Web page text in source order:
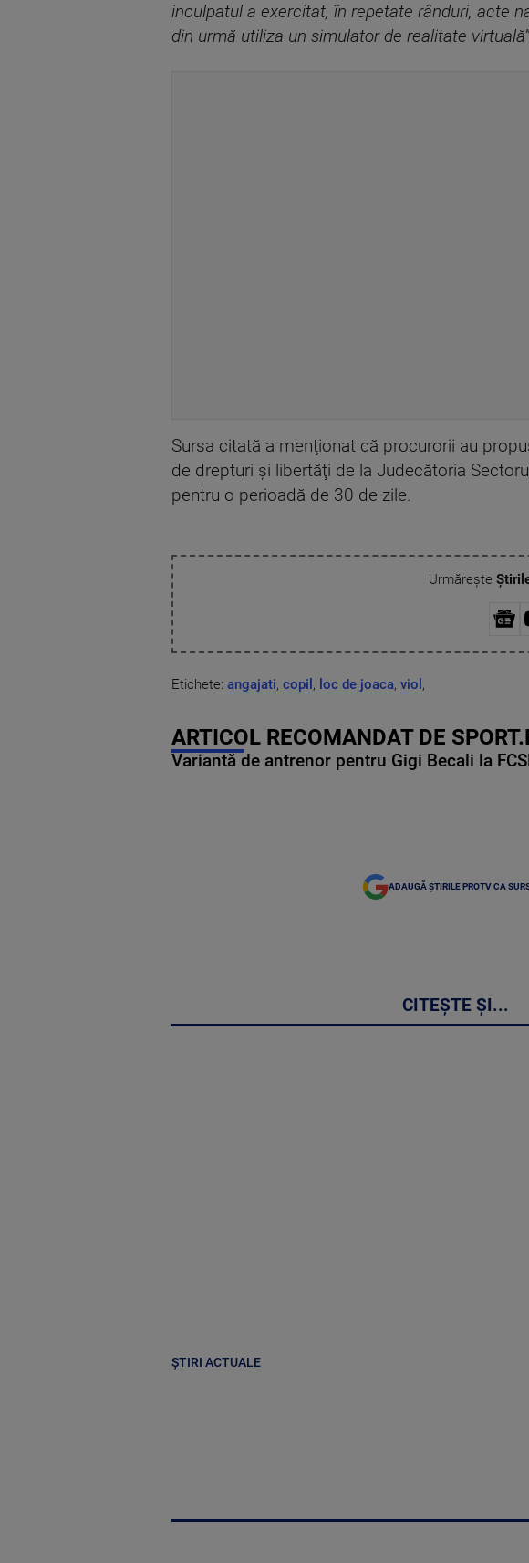
inculpatul a exercitat, în repetate rânduri, acte
din urmă utiliza un simulator de realitate virtuală
Sursa citată a menţionat că procurorii au
de drepturi şi libertăţi de la Judecătoria
pentru o perioadă de 30 de zile.
Urmărește
Etichete: angajati, copil , loc de joaca, viol ,
ARTICOL RECOMANDAT DE
Variantă de antrenor pentru Gigi Becali la
ADAUGĂ ȘTIRILE PROTV CA
CITEȘTE ȘI...
ȘTIRI ACTUALE